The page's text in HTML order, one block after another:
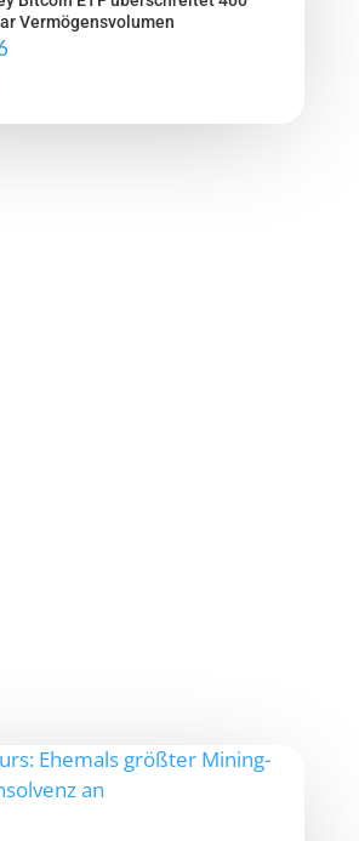
Vermögensvolumen